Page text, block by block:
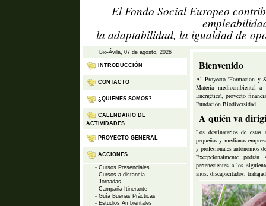
El Fondo Social Europeo
la adaptabilidad, la igualdad de
Bio-Ávila, 07 de agosto, 2026
INTRODUCCIÓN
CONTACTO
¿QUIENES SOMOS?
CALENDARIO DE
ACTIVIDADES
PROYECTO GENERAL
ACCIONES
- Cursos Presenciales
- Cursos a distancia
- Jornadas
- Campaña Itinerante
- Guía Buenas Prácticas
- Estudios Ambientales
Bienvenido
Al Proyecto 'Formación y
Materia medioambiental
Energética', proyecto
Fundación Biodiversidad
A quién va
Los destinatarios de estas
pequeñas y medianas
y profesionales autónomos
Excepcionalmente podrán
pertenecientes a los
años, discapacitados,